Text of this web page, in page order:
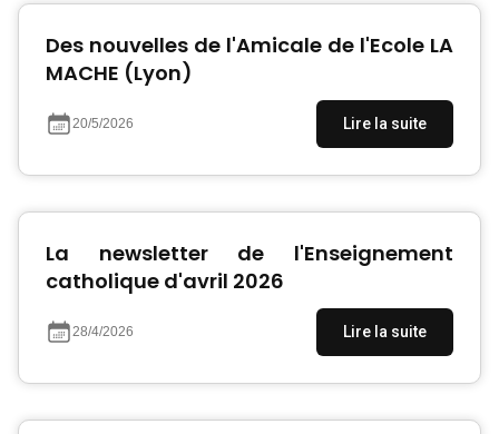
Des nouvelles de l'Amicale de l'Ecole LA
MACHE (Lyon)
20/5/2026 Lire la suite
La newsletter de l'Enseignement
catholique d'avril 2026
28/4/2026 Lire la suite